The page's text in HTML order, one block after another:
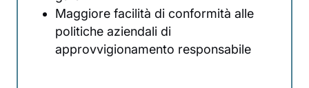
Maggiore facilità di conformità alle
politiche aziendali di
approvvigionamento responsabile